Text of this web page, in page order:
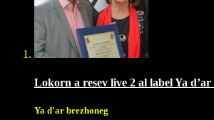
Lokorn a resev live 2 al label Ya d’ar
Ya d'ar brezhoneg